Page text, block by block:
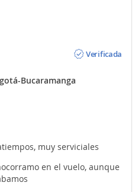
Verificada
Bucaramanga
muy serviciales
en el vuelo, aunque